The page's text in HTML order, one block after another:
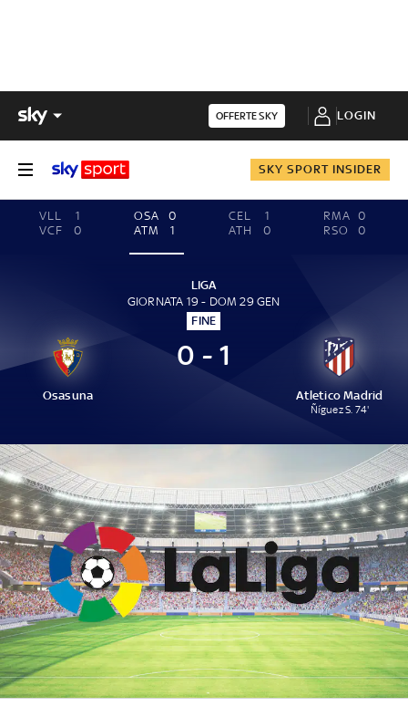
OFFERTE SKY LOGIN
SKY SPORT INSIDER
VLL
1
VCF
0
OSA
0
ATM
1
CEL
1
ATH
0
RMA 0
RSO
0
LIGA
GIORNATA 19 - DOM 29 GEN
FINE
Osasuna
0 - 1
Atletico Madrid
Ñíguez S. 74'
0 - 1